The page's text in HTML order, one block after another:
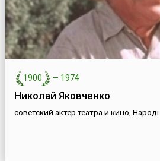
1900 — 1974
Николай Яковченко
советский актер театра и кино,